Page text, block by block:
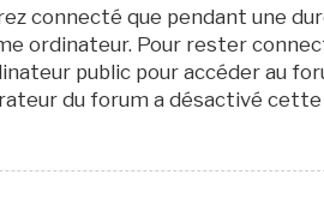
connecté que pendant une
ordinateur. Pour rester
public pour accéder au
du forum a désactivé